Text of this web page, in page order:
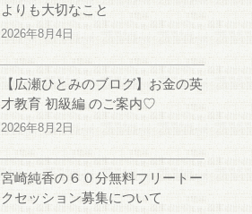
よりも大切なこと
2026年8月4日
【広瀬ひとみのブログ】お金の英
才教育 初級編 のご案内♡
2026年8月2日
宮崎純香の６０分無料フリートー
クセッション募集について